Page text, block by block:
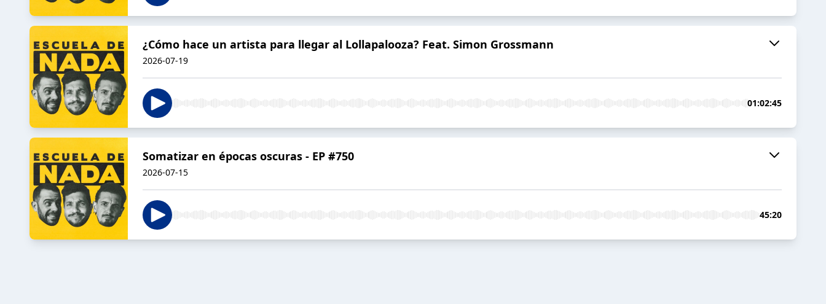
¿Cómo hace un artista para llegar al Lollapalooza? Feat. Simon Grossmann
2026-07-19
01:02:45
Somatizar en épocas oscuras - EP #750
2026-07-15
45:20